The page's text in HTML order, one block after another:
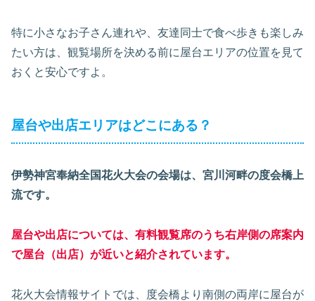
特に小さなお子さん連れや、友達同士で食べ歩きも楽しみ
たい方は、観覧場所を決める前に屋台エリアの位置を見て
おくと安心ですよ。
屋台や出店エリアはどこにある？
伊勢神宮奉納全国花火大会の会場は、宮川河畔の度会橋上
流です。
屋台や出店については、有料観覧席のうち右岸側の席案内
で屋台（出店）が近いと紹介されています。
花火大会情報サイトでは、度会橋より南側の両岸に屋台が